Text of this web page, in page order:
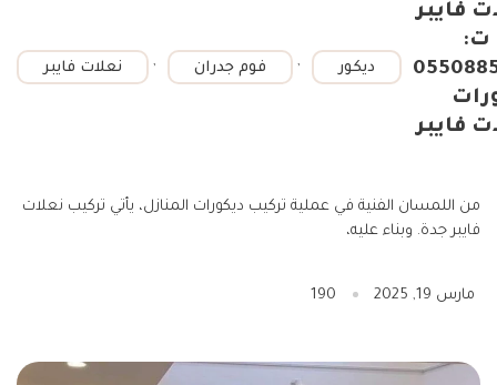
ديكور , فوم جدران , نعلات فايبر
فايبر
ت:
فايبر
من اللمسان الفنية في عملية تركيب ديكورات المنازل، يأتي تركيب نعلات
فايبر جدة. وبناء عليه،
مارس 19, 2025 190